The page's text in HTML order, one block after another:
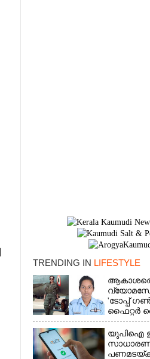
TRENDING IN LIFESTYLE
'ടോപ്പ്
ഫൈറ്റർ
ഭാവന
യുപിഐ